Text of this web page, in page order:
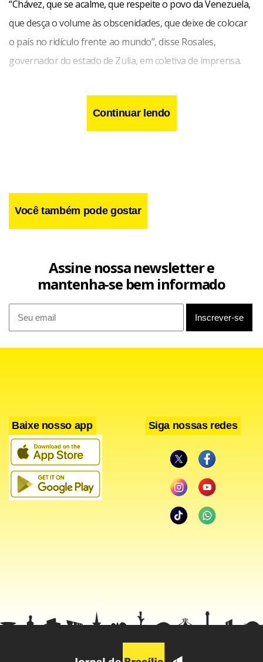
“Chávez, que se acalme, que respeite o povo da Venezuela,
que desça o volume às obscenidades, que deixe de colocar
o país no ridículo frente ao mundo”, disse Rosales,
governador do estado de Zulia, em coletiva de imprensa.
Facebook
WhatsApp
LinkedIn
Twitter
X Telegram
Share
Continuar lendo
Você também pode gostar
Assine nossa newsletter e
mantenha-se bem informado
Baixe nosso app Siga nossas redes